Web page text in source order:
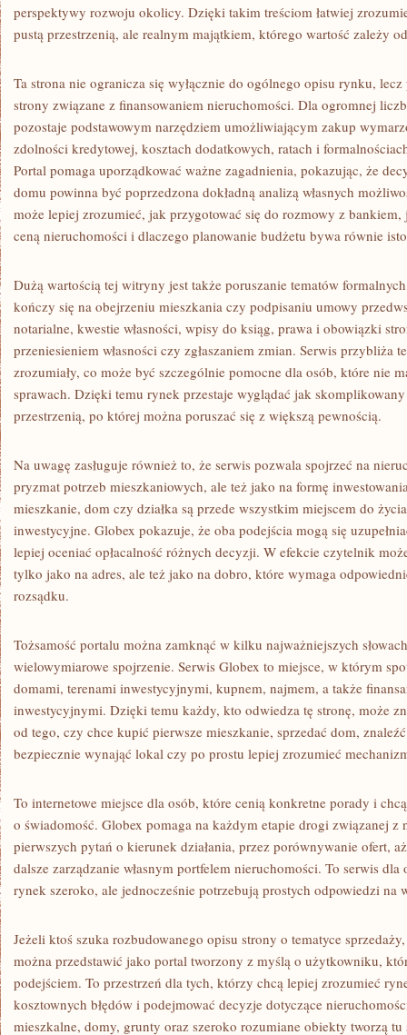
perspektywy rozwoju okolicy. Dzięki takim treściom łatwiej
pustą przestrzenią, ale realnym majątkiem, którego wartość zależy
Ta strona nie ogranicza się wyłącznie do ogólnego opisu rynku,
strony związane z finansowaniem nieruchomości. Dla ogromnej
pozostaje podstawowym narzędziem umożliwiającym zakup
zdolności kredytowej, kosztach dodatkowych, ratach i
Portal pomaga uporządkować ważne zagadnienia, pokazując, że
domu powinna być poprzedzona dokładną analizą własnych
może lepiej zrozumieć, jak przygotować się do rozmowy z
ceną nieruchomości i dlaczego planowanie budżetu bywa równie
Dużą wartością tej witryny jest także poruszanie tematów
kończy się na obejrzeniu mieszkania czy podpisaniu umowy
notarialne, kwestie własności, wpisy do ksiąg, prawa i obowiązki
przeniesieniem własności czy zgłaszaniem zmian. Serwis przybliża
zrozumiały, co może być szczególnie pomocne dla osób, które nie
sprawach. Dzięki temu rynek przestaje wyglądać jak
przestrzenią, po której można poruszać się z większą pewnością.
Na uwagę zasługuje również to, że serwis pozwala spojrzeć na
pryzmat potrzeb mieszkaniowych, ale też jako na formę
mieszkanie, dom czy działka są przede wszystkim miejscem do
inwestycyjne. Globex pokazuje, że oba podejścia mogą się
lepiej oceniać opłacalność różnych decyzji. W efekcie czytelnik
tylko jako na adres, ale też jako na dobro, które wymaga
rozsądku.
Tożsamość portalu można zamknąć w kilku najważniejszych
wielowymiarowe spojrzenie. Serwis Globex to miejsce, w którym
domami, terenami inwestycyjnymi, kupnem, najmem, a także
inwestycyjnymi. Dzięki temu każdy, kto odwiedza tę stronę, może
od tego, czy chce kupić pierwsze mieszkanie, sprzedać dom,
bezpiecznie wynająć lokal czy po prostu lepiej zrozumieć
To internetowe miejsce dla osób, które cenią konkretne porady i
o świadomość. Globex pomaga na każdym etapie drogi związanej z
pierwszych pytań o kierunek działania, przez porównywanie ofert,
dalsze zarządzanie własnym portfelem nieruchomości. To serwis
rynek szeroko, ale jednocześnie potrzebują prostych odpowiedzi na
Jeżeli ktoś szuka rozbudowanego opisu strony o tematyce
można przedstawić jako portal tworzony z myślą o użytkowniku,
podejściem. To przestrzeń dla tych, którzy chcą lepiej zrozumieć
kosztownych błędów i podejmować decyzje dotyczące
mieszkalne, domy, grunty oraz szeroko rozumiane obiekty tworzą tu